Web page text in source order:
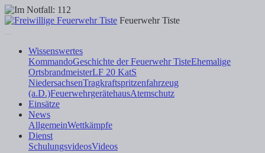
Feuerwehr Tiste
Wissenswertes
KommandoGeschichte der Feuerwehr TisteEhemalige
OrtsbrandmeisterLF 20 KatS
NiedersachsenTragkraftspritzenfahrzeug
(a.D.)FeuerwehrgerätehausAtemschutz
Einsätze
News
AllgemeinWettkämpfe
Dienst
SchulungsvideosVideos